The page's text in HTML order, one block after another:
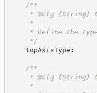
/**
* @cfg {String}
*
* Define the type
*/
topAxisType :
/**
* @cfg {String}
*